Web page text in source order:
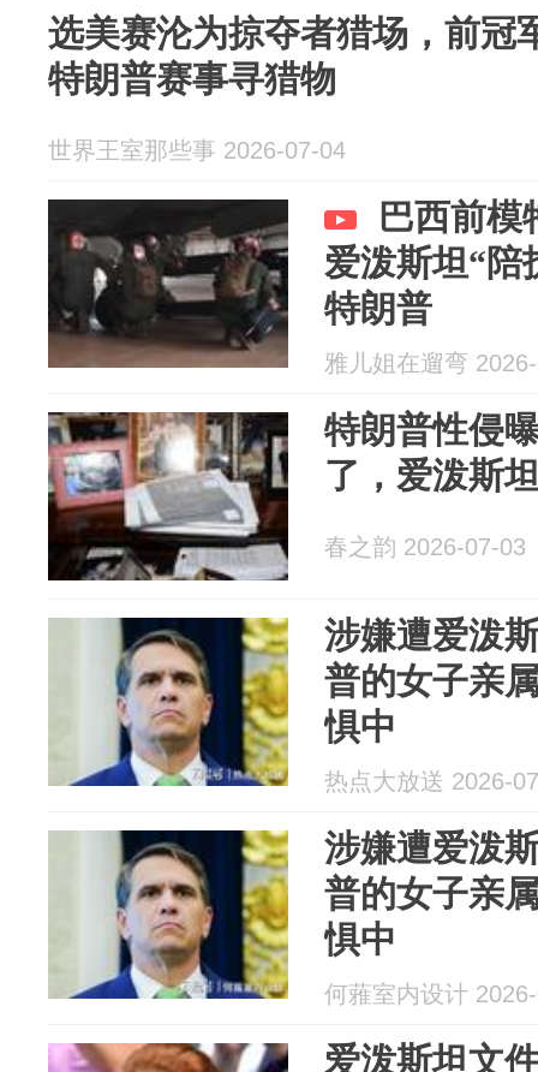
选美赛沦为掠夺者猎场，前冠
特朗普赛事寻猎物
世界王室那些事 2026-07-04
巴西前模
爱泼斯坦“陪
特朗普
雅儿姐在遛弯
特朗普性侵
了，爱泼斯
春之韵 2026-07-03
涉嫌遭爱泼
普的女子亲
惧中
热点大放送 2026-
涉嫌遭爱泼
普的女子亲
惧中
何蕥室内设计
爱泼斯坦文